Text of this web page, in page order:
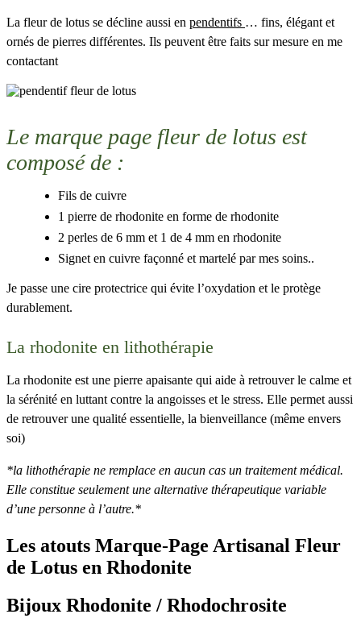
La fleur de lotus se décline aussi en pendentifs … fins, élégant et
ornés de pierres différentes. Ils peuvent être faits sur mesure en me
contactant
Le marque page fleur de lotus est
composé de :
Fils de cuivre
1 pierre de rhodonite en forme de rhodonite
2 perles de 6 mm et 1 de 4 mm en rhodonite
Signet en cuivre façonné et martelé par mes soins..
Je passe une cire protectrice qui évite l’oxydation et le protège
durablement.
La rhodonite en lithothérapie
La rhodonite est une pierre apaisante qui aide à retrouver le calme et
la sérénité en luttant contre la angoisses et le stress. Elle permet aussi
de retrouver une qualité essentielle, la bienveillance (même envers
soi)
*la lithothérapie ne remplace en aucun cas un traitement médical.
Elle constitue seulement une alternative thérapeutique variable
d’une personne à l’autre.*
Les atouts Marque-Page Artisanal Fleur
de Lotus en Rhodonite
Bijoux Rhodonite / Rhodochrosite